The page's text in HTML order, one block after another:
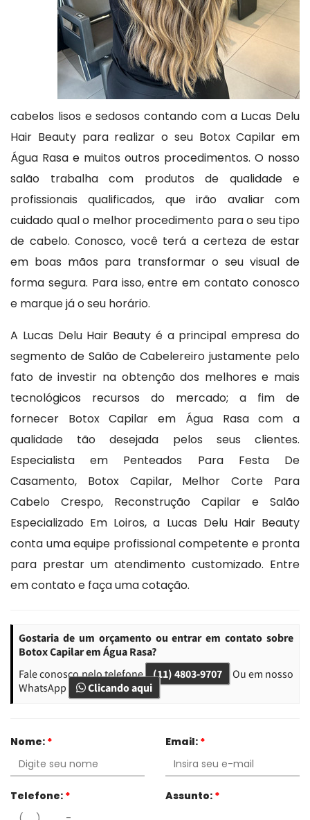
cabelos lisos e sedosos contando com a Lucas Delu
Hair Beauty para realizar o seu Botox Capilar em
Água Rasa e muitos outros procedimentos. O nosso
salão trabalha com produtos de qualidade e
profissionais qualificados, que irão avaliar com
cuidado qual o melhor procedimento para o seu tipo
de cabelo. Conosco, você terá a certeza de estar
em boas mãos para transformar o seu visual de
forma segura. Para isso, entre em contato conosco
e marque já o seu horário.
A Lucas Delu Hair Beauty é a principal empresa do
segmento de Salão de Cabelereiro justamente pelo
fato de investir na obtenção dos melhores e mais
tecnológicos recursos do mercado; a fim de
fornecer Botox Capilar em Água Rasa com a
qualidade tão desejada pelos seus clientes.
Especialista em Penteados Para Festa De
Casamento, Botox Capilar, Melhor Corte Para
Cabelo Crespo, Reconstrução Capilar e Salão
Especializado Em Loiros, a Lucas Delu Hair Beauty
conta uma equipe profissional competente e pronta
para prestar um atendimento customizado. Entre
em contato e faça uma cotação.
Gostaria de um orçamento ou entrar em contato sobre
Botox Capilar em Água Rasa?
Fale conosco pelo telefone (11) 4803-9707
Ou em nosso
WhatsApp
Clicando aqui
Nome: * Email: *
Telefone: * Assunto: *